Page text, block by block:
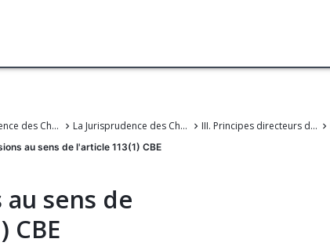
La Jurisprudence des Chambers de recours de l'OEB La Jurisprudence des Chambres de recours de l'Office européen des brevets III. Principes directeurs de la procédure devant l'OEB
au sens de l'article 113(1) CBE
sens de
CBE